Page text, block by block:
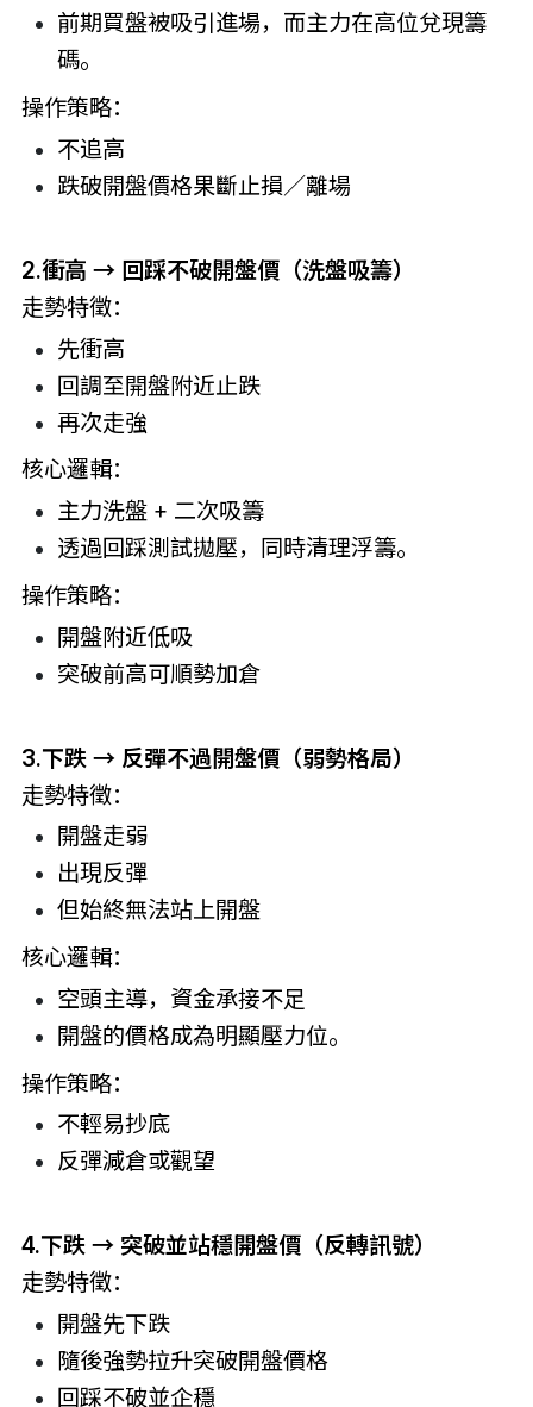
前期買盤被吸引進場，而主力在高位兌現籌
碼。
操作策略：
不追高
跌破開盤價格果斷止損／離場
2.衝高 → 回踩不破開盤價（洗盤吸籌）
走勢特徵：
先衝高
回調至開盤附近止跌
再次走強
核心邏輯：
主力洗盤 + 二次吸籌
透過回踩測試拋壓，同時清理浮籌。
操作策略：
開盤附近低吸
突破前高可順勢加倉
3.下跌 → 反彈不過開盤價（弱勢格局）
走勢特徵：
開盤走弱
出現反彈
但始終無法站上開盤
核心邏輯：
空頭主導，資金承接不足
開盤的價格成為明顯壓力位。
操作策略：
不輕易抄底
反彈減倉或觀望
4.下跌 → 突破並站穩開盤價（反轉訊號）
走勢特徵：
開盤先下跌
隨後強勢拉升突破開盤價格
回踩不破並企穩